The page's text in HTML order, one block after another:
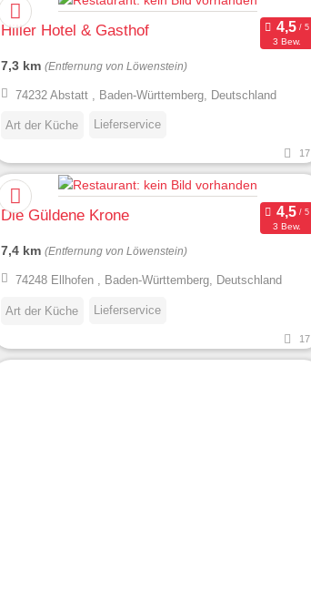
Hiller Hotel & Gasthof
3 Bew.
7,3 km (Entfernung von Löwenstein)
74232 Abstatt , Baden-Württemberg, Deutschland
Art der Küche Lieferservice
17
Die Güldene Krone
3 Bew.
7,4 km (Entfernung von Löwenstein)
74248 Ellhofen , Baden-Württemberg, Deutschland
Art der Küche Lieferservice
17